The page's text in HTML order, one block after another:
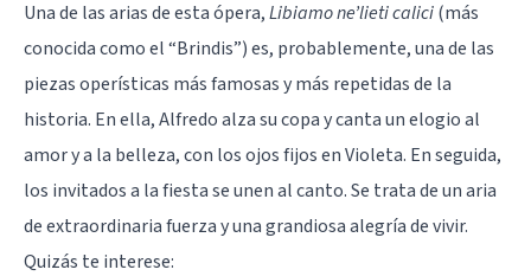
Una de las arias de esta ópera,Libiamo ne’lieti calici(más
conocida como el “Brindis”) es, probablemente, una de las
piezas operísticas más famosas y más repetidas de la
historia. En ella, Alfredo alza su copa y canta un elogio al
amor y a la belleza, con los ojos fijos en Violeta. En seguida,
los invitados a la fiesta se unen al canto. Se trata de un aria
de extraordinaria fuerza y una grandiosa alegría de vivir.
Quizás te interese: